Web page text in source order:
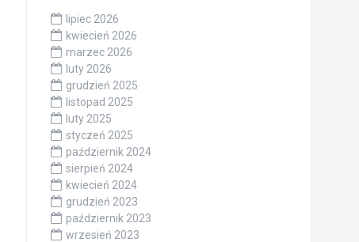
lipiec 2026
kwiecień 2026
marzec 2026
luty 2026
grudzień 2025
listopad 2025
luty 2025
styczeń 2025
październik 2024
sierpień 2024
kwiecień 2024
grudzień 2023
październik 2023
wrzesień 2023